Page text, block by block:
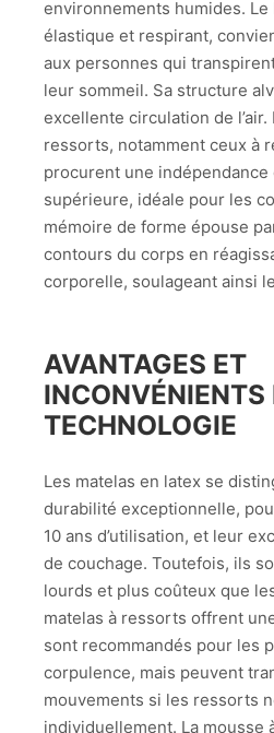
environnements humides. Le
élastique et respirant,
aux personnes qui
leur sommeil. Sa structure
excellente circulation de l’air.
ressorts, notamment ceux à
procurent une indépendance
supérieure, idéale pour les
mémoire de forme épouse
contours du corps en
corporelle, soulageant ainsi
AVANTAGES ET
INCONVÉNIENTS
TECHNOLOGIE
Les matelas en latex se
durabilité exceptionnelle,
10 ans d’utilisation, et leur
de couchage. Toutefois, ils
lourds et plus coûteux que
matelas à ressorts offrent
sont recommandés pour les
corpulence, mais peuvent
mouvements si les ressorts
individuellement. La mousse